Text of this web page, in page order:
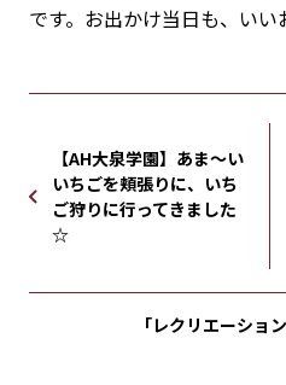
です。お出かけ当日も、い
【AH大泉学園】あま～い
いちごを頬張りに、いち
ご狩りに行ってきました
☆
「レクリエーショ